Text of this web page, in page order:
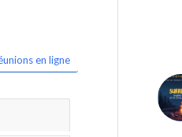
en ligne